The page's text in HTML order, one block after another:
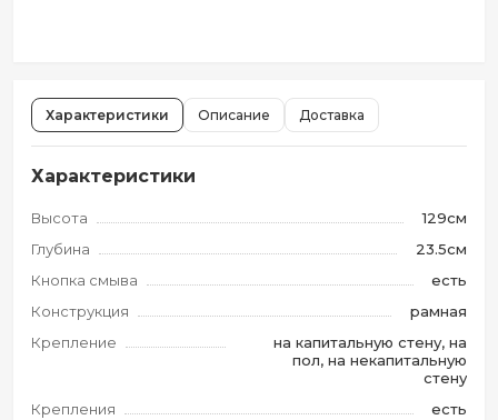
Характеристики Описание Доставка
Характеристики
Высота
129см
Глубина
23.5см
Кнопка смыва
есть
Конструкция
рамная
Крепление
на капитальную стену, на
пол, на некапитальную
стену
Крепления
есть